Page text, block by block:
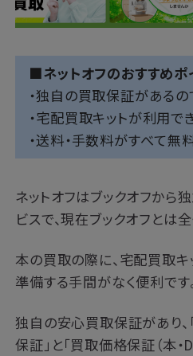
■ネットオフのおすすめポ
・独自の買取保証がある
・宅配買取キットが利用で
・送料・手数料がすべて無
ネットオフはブックオフから
ビスで、現在ブックオフとは
本の買取の際に、宅配買取キ
準備する手間がなく便利です
独自の安心買取保証があり
保証」と「買取価格保証（本